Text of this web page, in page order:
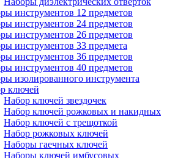
инструментов 12 предметов
инструментов 24 предметов
инструментов 26 предметов
инструментов 33 предмета
инструментов 36 предметов
инструментов 40 предметов
изолированного инструмента
ключей
Набор ключей звездочек
Набор ключей рожковых и накидных
Набор ключей с трещоткой
Набор рожковых ключей
Наборы гаечных ключей
Наборы ключей имбусовых